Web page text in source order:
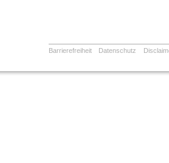
Barrierefreiheit Datenschutz